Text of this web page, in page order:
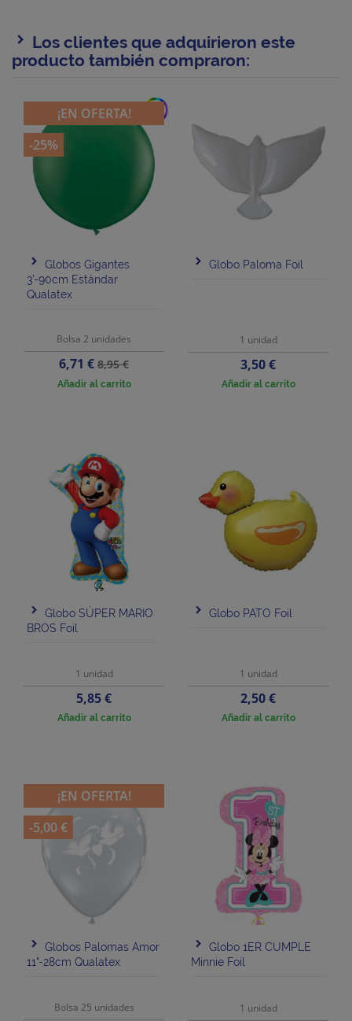
Los clientes que adquirieron este
producto también compraron:
add
Globos Gigantes
3'-90cm Estándar
Qualatex
Bolsa 2 unidades
Precio
6,71 €Precio
base
8,95 €
Añadir al carrito
¡EN OFERTA!
-25%
Globo Paloma Foil
1 unidad
Precio
3,50 €
Añadir al carrito
Globo SÚPER MARIO
BROS Foil
1 unidad
Precio
5,85 €
Añadir al carrito
Globo PATO Foil
1 unidad
Precio
2,50 €
Añadir al carrito
Globos Palomas Amor
11"-28cm Qualatex
Bolsa 25 unidades
¡EN OFERTA!
-5,00 €
Globo 1ER CUMPLE
Minnie Foil
1 unidad